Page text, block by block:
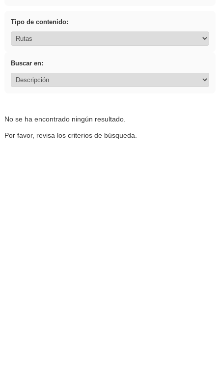
Tipo de contenido:
Buscar en:
No se ha encontrado ningún resultado.
Por favor, revisa los criterios de búsqueda.